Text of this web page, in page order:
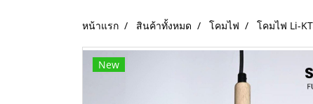
หน้าแรก สินค้าทั้งหมด โคมไฟ โคมไฟ Li-
New